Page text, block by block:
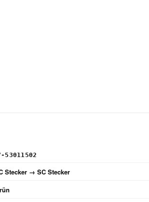
53011502
Stecker → SC Stecker